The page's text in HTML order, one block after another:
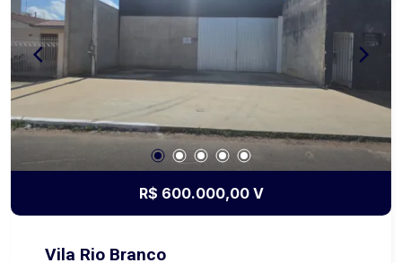
Perfeito para construção de casas, sobrados,
prédio residencial, salas comerciais ou até
mesmo um projeto misto, aproveitando ao
máximo a localização estratégica. Se você
construir, essa é a oportunidade ideal! Marque
sua visita!
R$ 600.000,00 V
Vila Rio Branco